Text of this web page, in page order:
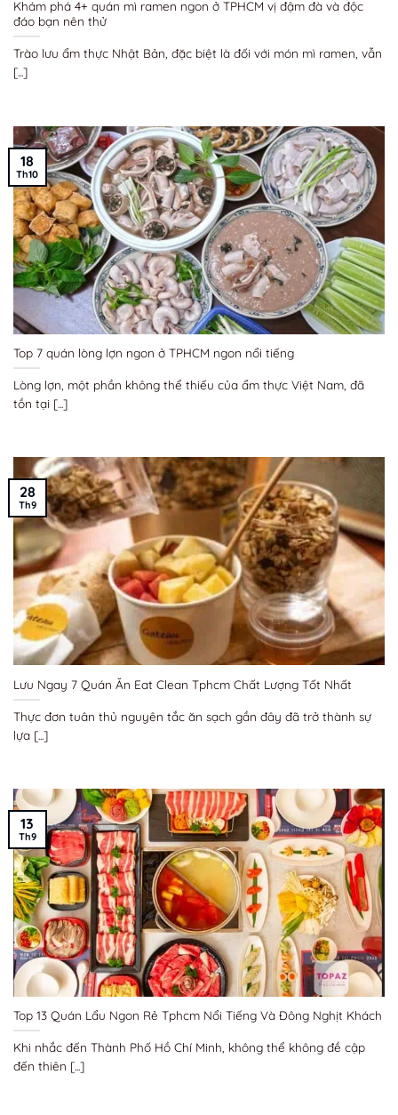
Khám phá 4+ quán mì ramen ngon ở TPHCM vị đậm đà và độc
đáo bạn nên thử
Trào lưu ẩm thực Nhật Bản, đặc biệt là đối với món mì ramen, vẫn
[...]
Top 7 quán lòng lợn ngon ở TPHCM ngon nổi tiếng
Lòng lợn, một phần không thể thiếu của ẩm thực Việt Nam, đã
tồn tại [...]
18
Th10
Lưu Ngay 7 Quán Ăn Eat Clean Tphcm Chất Lượng Tốt Nhất
Thực đơn tuân thủ nguyên tắc ăn sạch gần đây đã trở thành sự
lựa [...]
28
Th9
Top 13 Quán Lẩu Ngon Rẻ Tphcm Nổi Tiếng Và Đông Nghịt Khách
Khi nhắc đến Thành Phố Hồ Chí Minh, không thể không đề cập
đến thiên [...]
13
Th9